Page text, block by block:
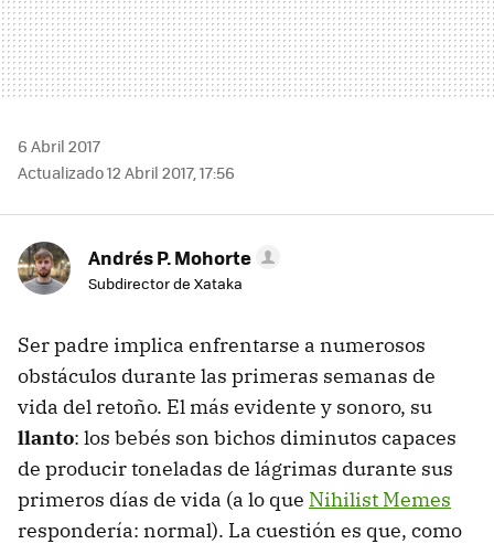
6 Abril 2017
Actualizado 12 Abril 2017, 17:56
Andrés P. Mohorte
Subdirector de Xataka
Ser padre implica enfrentarse a numerosos
obstáculos durante las primeras semanas de
vida del retoño. El más evidente y sonoro, su
llanto: los bebés son bichos diminutos capaces
de producir toneladas de lágrimas durante sus
primeros días de vida (a lo que Nihilist Memes
respondería: normal). La cuestión es que, como